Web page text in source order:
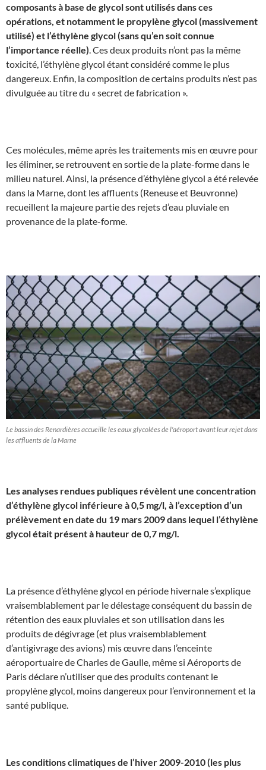
composants à base de glycol sont utilisés dans ces
opérations, et notamment le propylène glycol (massivement
utilisé) et l’éthylène glycol (sans qu’en soit connue
l’importance réelle). Ces deux produits n’ont pas la même
toxicité, l’éthylène glycol étant considéré comme le plus
dangereux. Enfin, la composition de certains produits n’est pas
divulguée au titre du « secret de fabrication ».
Ces molécules, même après les traitements mis en œuvre pour
les éliminer, se retrouvent en sortie de la plate-forme dans le
milieu naturel. Ainsi, la présence d’éthylène glycol a été relevée
dans la Marne, dont les affluents (Reneuse et Beuvronne)
recueillent la majeure partie des rejets d’eau pluviale en
provenance de la plate-forme.
Le bassin des Renardières accueille les eaux glycolées de l'aéroport avant leur rejet dans
les affluents de la Marne
Les analyses rendues publiques révèlent une concentration
d’éthylène glycol inférieure à 0,5 mg/l, à l’exception d’un
prélèvement en date du 19 mars 2009 dans lequel l’éthylène
glycol était présent à hauteur de 0,7 mg/l.
La présence d’éthylène glycol en période hivernale s’explique
vraisemblablement par le délestage conséquent du bassin de
rétention des eaux pluviales et son utilisation dans les
produits de dégivrage (et plus vraisemblablement
d’antigivrage des avions) mis œuvre dans l’enceinte
aéroportuaire de Charles de Gaulle, même si Aéroports de
Paris déclare n’utiliser que des produits contenant le
propylène glycol, moins dangereux pour l’environnement et la
santé publique.
Les conditions climatiques de l’hiver 2009-2010 (les plus